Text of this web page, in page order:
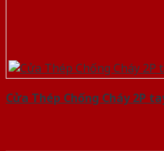
Cửa Thép Chống Cháy 2P